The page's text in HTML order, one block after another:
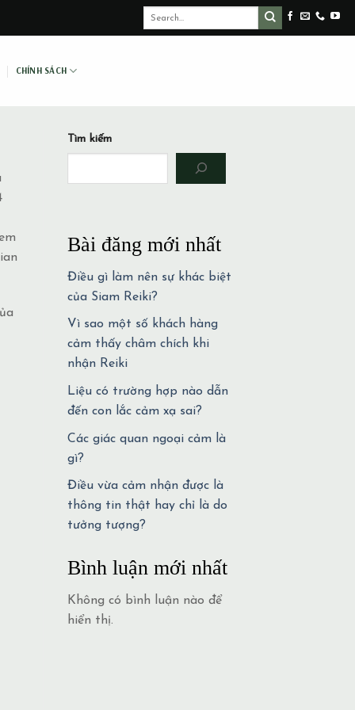
CHÍNH SÁCH
Tìm kiếm
Bài đăng mới nhất
Điều gì làm nên sự khác biệt
của Siam Reiki?
Vì sao một số khách hàng
cảm thấy châm chích khi
nhận Reiki
Liệu có trường hợp nào dẫn
đến con lắc cảm xạ sai?
Các giác quan ngoại cảm là
gì?
Điều vừa cảm nhận được là
thông tin thật hay chỉ là do
tưởng tượng?
Bình luận mới nhất
Không có bình luận nào để
hiển thị.